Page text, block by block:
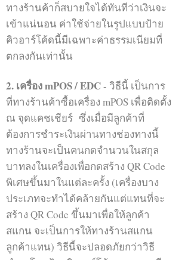
Wechat pay
level up การตลาดจีน wechat การตลาดจีน
levelupthailand china online marketing
wechat wechat official โฆษณาวีแชท WeChat
Advertising WeChat Moment
ทางร้านค้าก็สบายใจได้ทันทีว่าเงินจะ
เข้าแน่นอน ค่าใช้จ่ายในรูปแบบป้าย
คิวอาร์โค้ดนี้มีเฉพาะค่าธรรมเนียมที่
ตกลงกันเท่านั้น
2. เครื่อง mPOS / EDC- วิธีนี้ เป็นการ
ที่ทางร้านค้าซื้อเครื่อง mPOS เพื่อติดตั้ง
ณ จุดแคชเชียร์ ซึ่งเมื่อมีลูกค้าที่
ต้องการชำระเงินผ่านทางช่องทางนี้
ทางร้านจะเป็นคนกดจำนวนในสกุล
บาทลงในเครื่องเพื่อกดสร้าง QR Code
พิเศษขึ้นมาในแต่ละครั้ง (เครื่องบาง
ประเภทจะทำได้คล้ายกันแต่แทนที่จะ
สร้าง QR Code ขึ้นมาเพื่อให้ลูกค้า
สแกน จะเป็นการให้ทางร้านสแกน
ลูกค้าแทน) วิธีนี้จะปลอดภัยกว่าวิธี